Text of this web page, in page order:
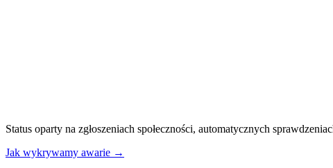
Status oparty na zgłoszeniach społeczności, automatycznych
Jak wykrywamy awarie →